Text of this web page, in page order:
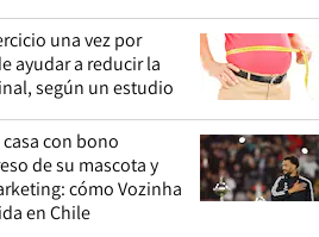
una vez por
ayudar a reducir la
según un estudio
con bono
de su mascota y
cómo Vozinha
en Chile